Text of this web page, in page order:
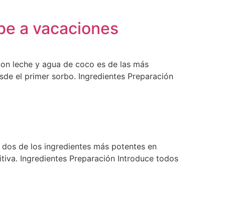
a vacaciones
leche y agua de coco es de las más
el primer sorbo. Ingredientes Preparación
de los ingredientes más potentes en
Ingredientes Preparación Introduce todos